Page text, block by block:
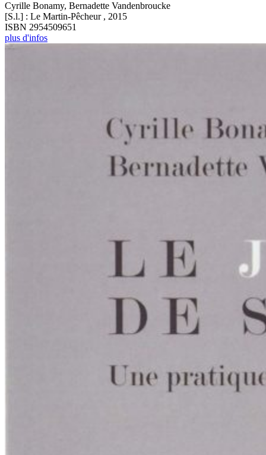
Cyrille Bonamy, Bernadette Vandenbroucke
[S.l.] : Le Martin-Pêcheur , 2015
ISBN 2954509651
plus d'infos